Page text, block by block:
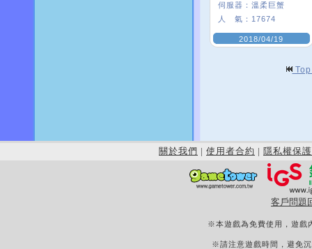
伺服器： 溫柔巨蟹
人 氣： 17674
2018/04/19
關於我們 | 使用者合約 | 隱私權保護
客戶問題
※本遊戲為免費使用，遊戲
※請注意遊戲時間，避免